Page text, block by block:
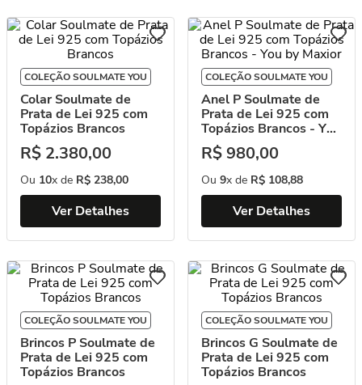
COLEÇÃO SOULMATE YOU
Colar Soulmate de
Prata de Lei 925 com
Topázios Brancos
R$ 2.380,00
Ou 10x de R$ 238,00
Ver Detalhes
COLEÇÃO SOULMATE YOU
Anel P Soulmate de
Prata de Lei 925 com
Topázios Brancos - You
by Maxior
R$980,00
Ou 9x de R$ 108,88
Ver Detalhes
COLEÇÃO SOULMATE YOU
Brincos P Soulmate de
Prata de Lei 925 com
Topázios Brancos
COLEÇÃO SOULMATE YOU
Brincos G Soulmate de
Prata de Lei 925 com
Topázios Brancos